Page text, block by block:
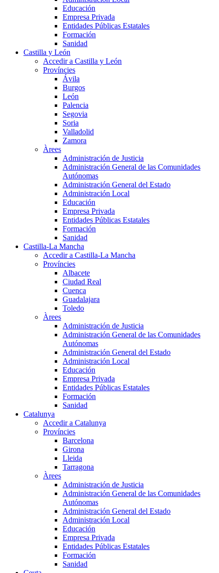
Educación
Empresa Privada
Entidades Públicas Estatales
Formación
Sanidad
Castilla y León
Accedir a Castilla y León
Províncies
Ávila
Burgos
León
Palencia
Segovia
Soria
Valladolid
Zamora
Àrees
Administración de Justicia
Administración General de las Comunidades
Autónomas
Administración General del Estado
Administración Local
Educación
Empresa Privada
Entidades Públicas Estatales
Formación
Sanidad
Castilla-La Mancha
Accedir a Castilla-La Mancha
Províncies
Albacete
Ciudad Real
Cuenca
Guadalajara
Toledo
Àrees
Administración de Justicia
Administración General de las Comunidades
Autónomas
Administración General del Estado
Administración Local
Educación
Empresa Privada
Entidades Públicas Estatales
Formación
Sanidad
Catalunya
Accedir a Catalunya
Províncies
Barcelona
Girona
Lleida
Tarragona
Àrees
Administración de Justicia
Administración General de las Comunidades
Autónomas
Administración General del Estado
Administración Local
Educación
Empresa Privada
Entidades Públicas Estatales
Formación
Sanidad